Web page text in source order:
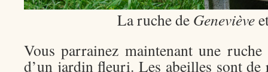
La ruche de Geneviève
Vous parrainez maintenant une
d’un jardin fleuri. Les abeilles sont de